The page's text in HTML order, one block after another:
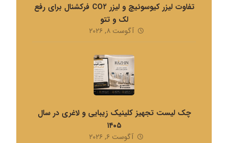
تفاوت لیزر کیوسوئیچ و لیزر CO۲ فرکشنال برای رفع
لک و تتو
آگوست ۸, ۲۰۲۶
چک لیست تجهیز کلینیک زیبایی و لاغری در سال
۱۴۰۵
آگوست ۶, ۲۰۲۶